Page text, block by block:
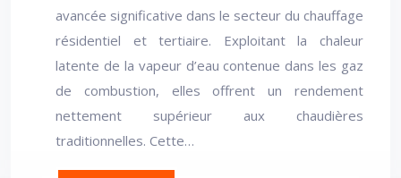
avancée significative dans le secteur du chauffage
résidentiel et tertiaire. Exploitant la chaleur
latente de la vapeur d’eau contenue dans les gaz
de combustion, elles offrent un rendement
nettement supérieur aux chaudières
traditionnelles. Cette…